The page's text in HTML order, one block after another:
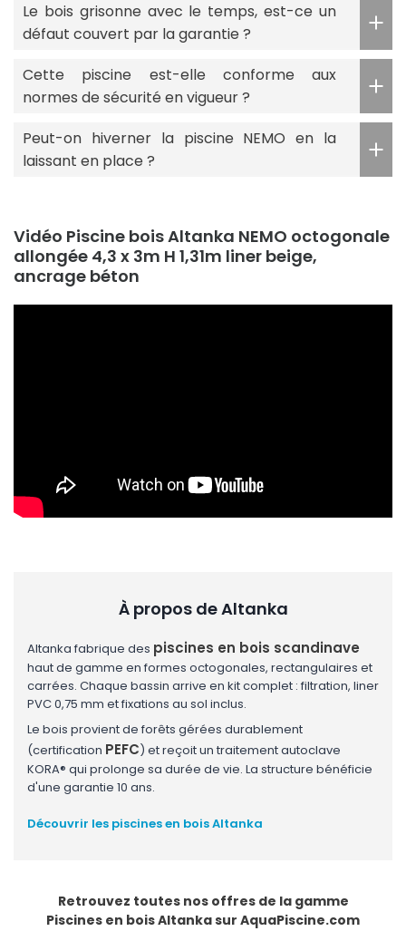
Le bois grisonne avec le temps, est-ce un
défaut couvert par la garantie ?
Cette piscine est-elle conforme aux
normes de sécurité en vigueur ?
Peut-on hiverner la piscine NEMO en la
laissant en place ?
Vidéo Piscine bois Altanka NEMO octogonale
allongée 4,3 x 3m H 1,31m liner beige,
ancrage béton
À propos de Altanka
Altanka fabrique des piscines en bois scandinave
haut de gamme en formes octogonales, rectangulaires et
carrées. Chaque bassin arrive en kit complet : filtration, liner
PVC 0,75 mm et fixations au sol inclus.
Le bois provient de forêts gérées durablement
(certification PEFC) et reçoit un traitement autoclave
KORA® qui prolonge sa durée de vie. La structure bénéficie
d'une garantie 10 ans.
Découvrir les piscines en bois Altanka
Retrouvez toutes nos offres de la gamme
Piscines en bois Altankasur AquaPiscine.com